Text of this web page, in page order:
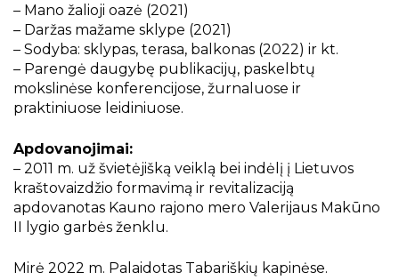
– Mano žalioji oazė (2021)
– Daržas mažame sklype (2021)
– Sodyba: sklypas, terasa, balkonas (2022) ir kt.
– Parengė daugybę publikacijų, paskelbtų
mokslinėse konferencijose, žurnaluose ir
praktiniuose leidiniuose.
Apdovanojimai:
– 2011 m. už švietėjišką veiklą bei indėlį į Lietuvos
kraštovaizdžio formavimą ir revitalizaciją
apdovanotas Kauno rajono mero Valerijaus Makūno
II lygio garbės ženklu.
Mirė 2022 m. Palaidotas Tabariškių kapinėse.